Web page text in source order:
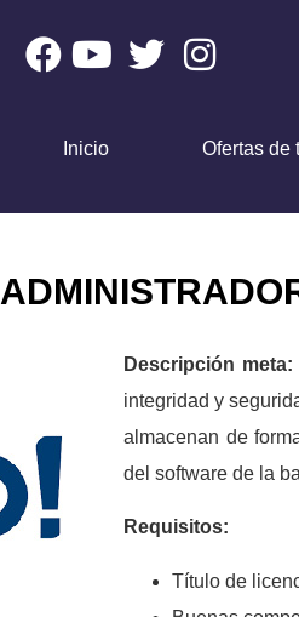
Inicio Ofertas de
Descripción meta:
integridad y
almacenan de
del software de la
Requisitos:
Título de